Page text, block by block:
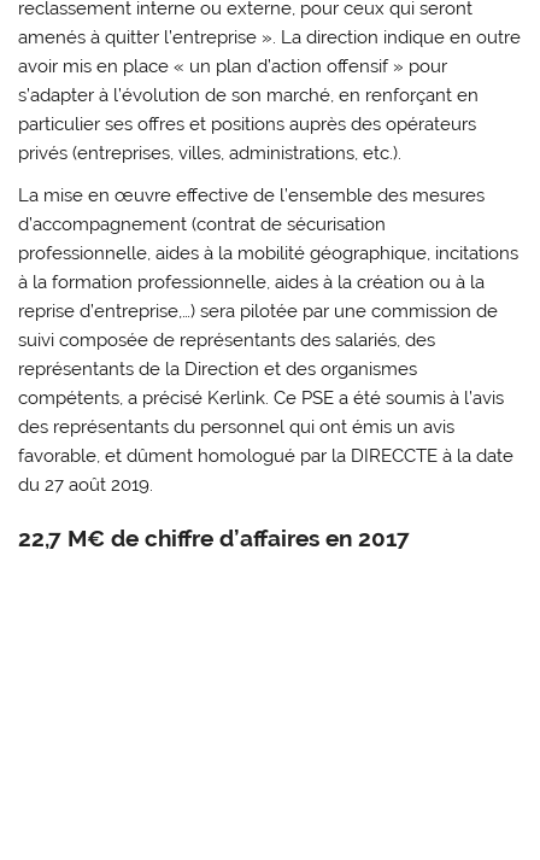
reclassement interne ou externe, pour ceux qui seront
amenés à quitter l’entreprise ». La direction indique en outre
avoir mis en place « un plan d’action offensif » pour
s’adapter à l’évolution de son marché, en renforçant en
particulier ses offres et positions auprès des opérateurs
privés (entreprises, villes, administrations, etc.).
La mise en œuvre effective de l’ensemble des mesures
d’accompagnement (contrat de sécurisation
professionnelle, aides à la mobilité géographique, incitations
à la formation professionnelle, aides à la création ou à la
reprise d’entreprise,…) sera pilotée par une commission de
suivi composée de représentants des salariés, des
représentants de la Direction et des organismes
compétents, a précisé Kerlink. Ce PSE a été soumis à l’avis
des représentants du personnel qui ont émis un avis
favorable, et dûment homologué par la DIRECCTE à la date
du 27 août 2019.
22,7 M€ de chiffre d’affaires en 2017